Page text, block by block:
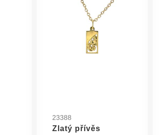
23388
Zlatý přívěs